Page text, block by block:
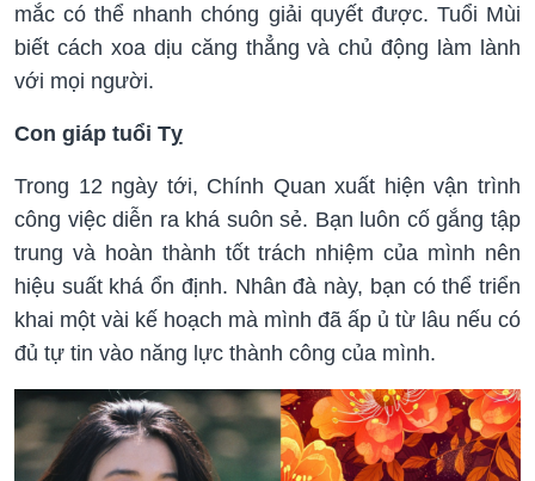
mắc có thể nhanh chóng giải quyết được. Tuổi Mùi
biết cách xoa dịu căng thẳng và chủ động làm lành
với mọi người.
Con giáp tuổi Tỵ
Trong 12 ngày tới, Chính Quan xuất hiện vận trình
công việc diễn ra khá suôn sẻ. Bạn luôn cố gắng tập
trung và hoàn thành tốt trách nhiệm của mình nên
hiệu suất khá ổn định. Nhân đà này, bạn có thể triển
khai một vài kế hoạch mà mình đã ấp ủ từ lâu nếu có
đủ tự tin vào năng lực thành công của mình.